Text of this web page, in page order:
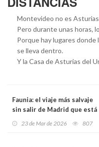
Montevideo no es
Pero durante unas horas,
Porque hay lugares donde
se lleva dentro.
Y la Casa de Asturias del
Faunia: el viaje más salvaje
sin salir de Madrid que está
23 de Mar de 2026 807